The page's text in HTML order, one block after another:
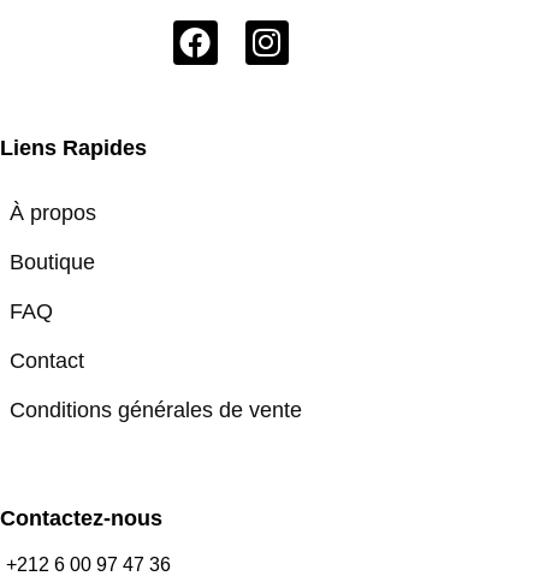
Liens Rapides
À propos
Boutique
FAQ
Contact
Conditions générales de vente
Contactez-nous
+212 6 00 97 47 36